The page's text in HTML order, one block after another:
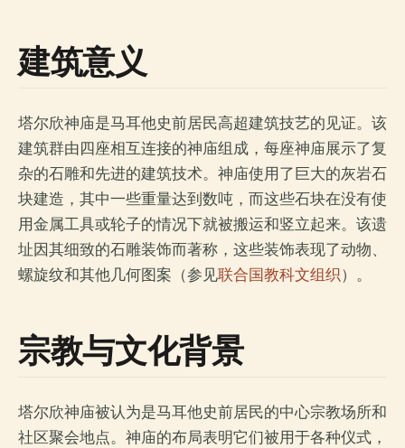
建筑意义
塔尔欣神庙是马耳他史前居民高超建筑技艺的见证。该
建筑群由四座相互连接的神庙组成，每座神庙展示了复
杂的石雕和先进的建筑技术。神庙使用了巨大的灰岩石
块建造，其中一些重量达到数吨，而这些石块在没有使
用金属工具或轮子的情况下就被搬运和竖立起来。该遗
址因其细致的石雕装饰而著称，这些装饰表现了动物、
螺旋纹和其他几何图案（参见联合国教科文组织）。
宗教与文化背景
塔尔欣神庙被认为是马耳他史前居民的中心宗教场所和
社区聚会地点。神庙的布局表明它们被用于各种仪式，